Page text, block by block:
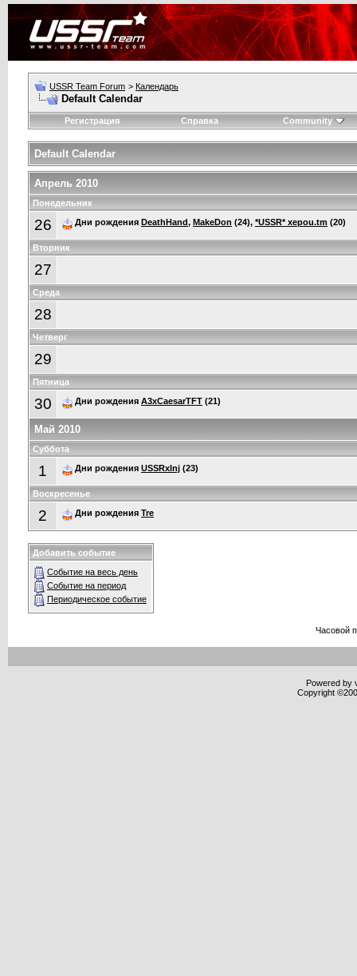
USSR Team Forum > Календарь
Default Calendar
Регистрация Справка Community
Default Calendar
Апрель 2010
Понедельник
26 Дни рождения DeathHand, MakeDon (24), *USSR* xepou.tm (20)
Вторник
27
Среда
28
Четверг
29
Пятница
30 Дни рождения A3xCaesarTFT (21)
Май 2010
Суббота
1 Дни рождения USSRxInj (23)
Воскресенье
2 Дни рождения Tre
Добавить событие
Событие на весь день
Событие на период
Периодическое событие
Часовой
Powered by
Copyright